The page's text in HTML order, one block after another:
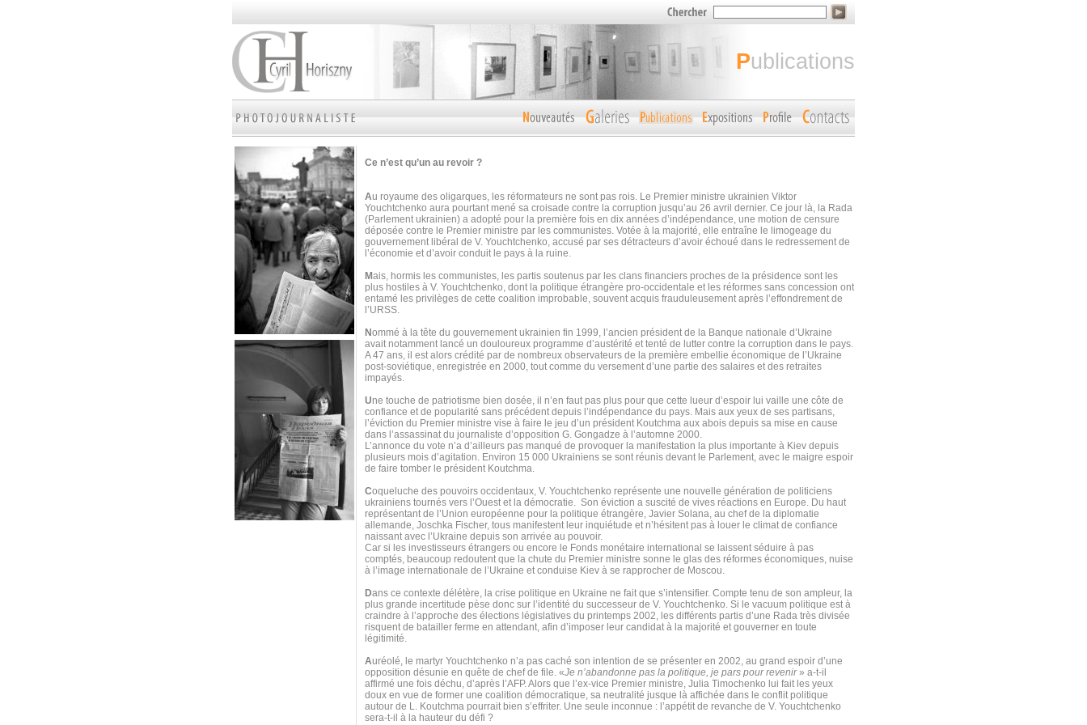
publications
Ce n’est qu’un au revoir ?
Au royaume des oligarques, les réformateurs ne sont pas rois. Le Premier ministre ukrainien Viktor
Youchtchenko aura pourtant mené sa croisade contre la corruption jusqu’au 26 avril dernier. Ce jour là, la Rada
(Parlement ukrainien) a adopté pour la première fois en dix années d’indépendance, une motion de censure
déposée contre le Premier ministre par les communistes. Votée à la majorité, elle entraîne le limogeage du
gouvernement libéral de V. Youchtchenko, accusé par ses détracteurs d’avoir échoué dans le redressement de
l’économie et d’avoir conduit le pays à la ruine.
Mais, hormis les communistes, les partis soutenus par les clans financiers proches de la présidence sont les
plus hostiles à V. Youchtchenko, dont la politique étrangère pro-occidentale et les réformes sans concession ont
entamé les privilèges de cette coalition improbable, souvent acquis frauduleusement après l’effondrement de
l’URSS.
Nommé à la tête du gouvernement ukrainien fin 1999, l’ancien président de la Banque nationale d’Ukraine
avait notamment lancé un douloureux programme d’austérité et tenté de lutter contre la corruption dans le pays.
A 47 ans, il est alors crédité par de nombreux observateurs de la première embellie économique de l’Ukraine
post-soviétique, enregistrée en 2000, tout comme du versement d’une partie des salaires et des retraites
impayés.
Une touche de patriotisme bien dosée, il n’en faut pas plus pour que cette lueur d’espoir lui vaille une côte de
confiance et de popularité sans précédent depuis l’indépendance du pays. Mais aux yeux de ses partisans,
l’éviction du Premier ministre vise à faire le jeu d’un président Koutchma aux abois depuis sa mise en cause
dans l’assassinat du journaliste d’opposition G. Gongadze à l’automne 2000.
L’annonce du vote n’a d’ailleurs pas manqué de provoquer la manifestation la plus importante à Kiev depuis
plusieurs mois d’agitation. Environ 15 000 Ukrainiens se sont réunis devant le Parlement, avec le maigre espoir
de faire tomber le président Koutchma.
Coqueluche des pouvoirs occidentaux, V. Youchtchenko représente une nouvelle génération de politiciens
ukrainiens tournés vers l’Ouest et la démocratie. Son éviction a suscité de vives réactions en Europe. Du haut
représentant de l’Union européenne pour la politique étrangère, Javier Solana, au chef de la diplomatie
allemande, Joschka Fischer, tous manifestent leur inquiétude et n’hésitent pas à louer le climat de confiance
naissant avec l’Ukraine depuis son arrivée au pouvoir.
Car si les investisseurs étrangers ou encore le Fonds monétaire international se laissent séduire à pas
comptés, beaucoup redoutent que la chute du Premier ministre sonne le glas des réformes économiques, nuise
à l’image internationale de l’Ukraine et conduise Kiev à se rapprocher de Moscou.
Dans ce contexte délétère, la crise politique en Ukraine ne fait que s’intensifier. Compte tenu de son ampleur, la
plus grande incertitude pèse donc sur l’identité du successeur de V. Youchtchenko. Si le vacuum politique est à
craindre à l’approche des élections législatives du printemps 2002, les différents partis d’une Rada très divisée
risquent de batailler ferme en attendant, afin d’imposer leur candidat à la majorité et gouverner en toute
légitimité.
Auréolé, le martyr Youchtchenko n’a pas caché son intention de se présenter en 2002, au grand espoir d’une
opposition désunie en quête de chef de file. «Je n’abandonne pas la politique, je pars pour revenir» a-t-il
affirmé une fois déchu, d’après l’AFP. Alors que l’ex-vice Premier ministre, Julia Timochenko lui fait les yeux
doux en vue de former une coalition démocratique, sa neutralité jusque là affichée dans le conflit politique
autour de L. Koutchma pourrait bien s’effriter. Une seule inconnue : l’appétit de revanche de V. Youchtchenko
sera-t-il à la hauteur du défi ?